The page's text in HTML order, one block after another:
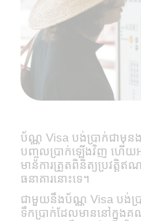
ប័ណ្ណ Visa បង់ប្រាក់ជាមុន
បញ្ចូលប្រាក់ឡើងវិញ ហើយអ
មាន​ការត្រួតពិនិត្យប្រវត្
ធនាគារនោះទេ។
ជាមួយនឹង​ប័ណ្ណ Visa បង់ប្រ
ទឹកប្រាក់ដែលមាននៅ​ក្នុ